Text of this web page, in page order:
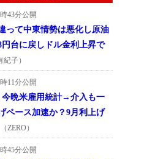
43分公開
って中東情勢は悪化し原油
円台に戻しドル金利上昇で
紀子）
11分公開
今晩米雇用統計→介入も一
ペース加速か？9月利上げ
（ZERO）
45分公開